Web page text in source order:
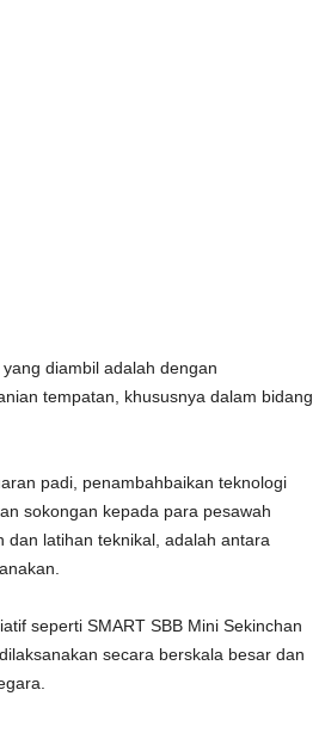
diambil adalah dengan
tempatan, khususnya dalam bidang
padi, penambahbaikan teknologi
sokongan kepada para pesawah
dan latihan teknikal, adalah antara
seperti SMART SBB Mini Sekinchan
secara berskala besar dan